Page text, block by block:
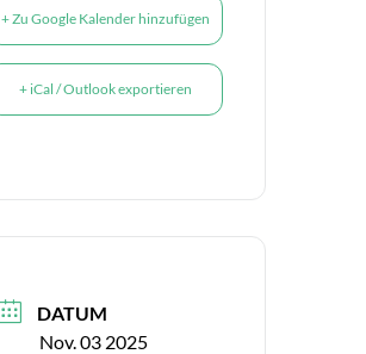
+ Zu Google Kalender hinzufügen
+ iCal / Outlook exportieren
DATUM
Nov. 03 2025